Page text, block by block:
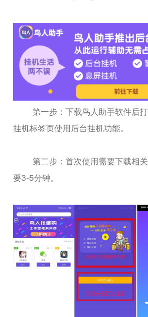
第一步：下载鸟人助手软件后
挂机标签页使用后台挂机功能。
第二步：首次使用需要下载相
要3-5分钟。